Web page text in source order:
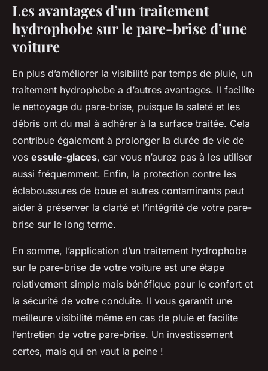
Les avantages d’un traitement
hydrophobe sur le pare-brise d’une
voiture
En plus d’améliorer la visibilité par temps de pluie, un
traitement hydrophobe a d’autres avantages. Il facilite
le nettoyage du pare-brise, puisque la saleté et les
débris ont du mal à adhérer à la surface traitée. Cela
contribue également à prolonger la durée de vie de
vos essuie-glaces, car vous n’aurez pas à les utiliser
aussi fréquemment. Enfin, la protection contre les
éclaboussures de boue et autres contaminants peut
aider à préserver la clarté et l’intégrité de votre pare-
brise sur le long terme.
En somme, l’application d’un traitement hydrophobe
sur le pare-brise de votre voiture est une étape
relativement simple mais bénéfique pour le confort et
la sécurité de votre conduite. Il vous garantit une
meilleure visibilité même en cas de pluie et facilite
l’entretien de votre pare-brise. Un investissement
certes, mais qui en vaut la peine !